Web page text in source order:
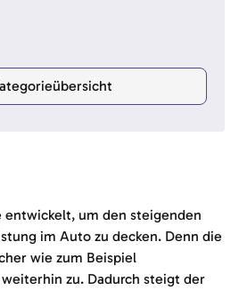
entwickelt, um den steigenden
im Auto zu decken. Denn die
wie zum Beispiel
zu. Dadurch steigt der